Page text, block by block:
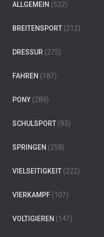
ALLGEMEIN (532)
BREITENSPORT (212)
DRESSUR (275)
FAHREN (187)
PONY (289)
SCHULSPORT (93)
SPRINGEN (258)
VIELSEITIGKEIT (222)
VIERKAMPF (107)
VOLTIGIEREN (147)